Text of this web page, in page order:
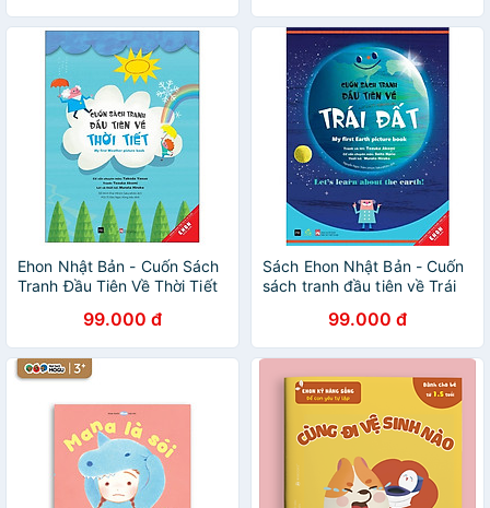
Ehon Nhật Bản - Cuốn Sách
Tranh Đầu Tiên Về Thời Tiết
99.000 đ
Sách Ehon Nhật Bản - Cuốn
sách tranh đầu tiên về Trái
Ehomebooks99.000 đ